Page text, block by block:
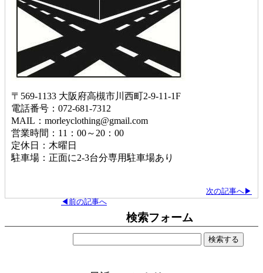
〒569-1133 大阪府高槻市川西町2-9-11-1F
電話番号：072-681-7312
MAIL：morleyclothing@gmail.com
営業時間：11：00～20：00
定休日：木曜日
駐車場：正面に2-3台分専用駐車場あり
次の記事へ▶
◀前の記事へ
検索フォーム